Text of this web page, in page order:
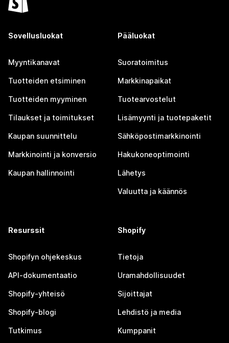
Sovellusluokat
Myyntikanavat
Tuotteiden etsiminen
Tuotteiden myyminen
Tilaukset ja toimitukset
Kaupan suunnittelu
Markkinointi ja konversio
Kaupan hallinnointi
Pääluokat
Suoratoimitus
Markkinapaikat
Tuotearvostelut
Lisämyynti ja tuotepaketit
Sähköpostimarkkinointi
Hakukoneoptimointi
Lähetys
Valuutta ja käännös
Resurssit
Shopifyn ohjekeskus
API-dokumentaatio
Shopify-yhteisö
Shopify-blogi
Tutkimus
Shopify
Tietoja
Uramahdollisuudet
Sijoittajat
Lehdistö ja media
Kumppanit